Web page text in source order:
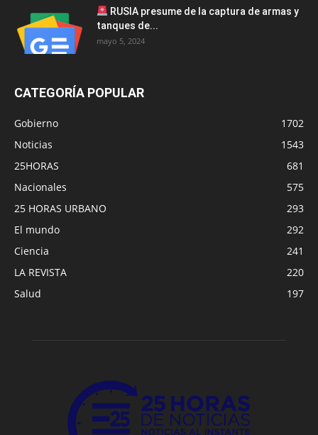
RUSIA presume de la captura de armas y
tanques de...
mayo 5, 2024
CATEGORÍA POPULAR
Gobierno
1702
Noticias
1543
25HORAS
681
Nacionales
575
25 HORAS URBANO
293
El mundo
292
Ciencia
241
LA REVISTA
220
Salud
197